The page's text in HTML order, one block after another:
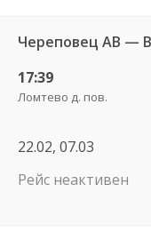
Череповец АВ —
17:39
Ломтево д. пов.
22.02, 07.03
Рейс неактивен